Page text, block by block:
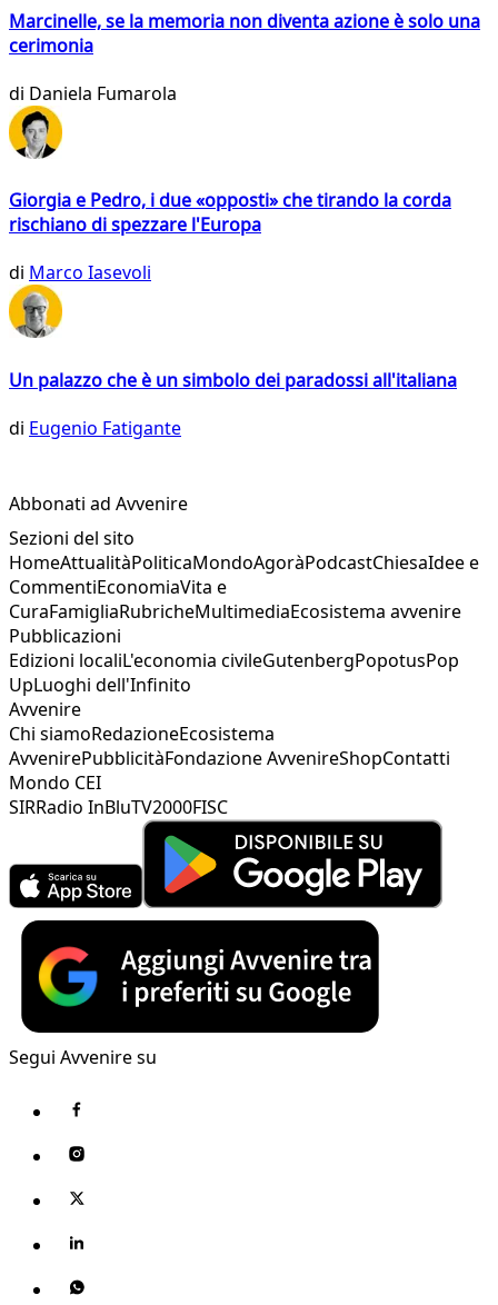
Marcinelle, se la memoria non diventa azione è solo una
cerimonia
di Daniela Fumarola
Giorgia e Pedro, i due «opposti» che tirando la corda
rischiano di spezzare l'Europa
di Marco Iasevoli
Un palazzo che è un simbolo dei paradossi all'italiana
di Eugenio Fatigante
Abbonati ad Avvenire
Sezioni del sito
HomeAttualitàPoliticaMondoAgoràPodcastChiesaIdee e
CommentiEconomiaVita e
CuraFamigliaRubricheMultimediaEcosistema avvenire
Pubblicazioni
Edizioni localiL'economia civileGutenbergPopotusPop
UpLuoghi dell'Infinito
Avvenire
Chi siamoRedazioneEcosistema
AvvenirePubblicitàFondazione AvvenireShopContatti
Mondo CEI
SIRRadio InBluTV2000FISC
Segui Avvenire su